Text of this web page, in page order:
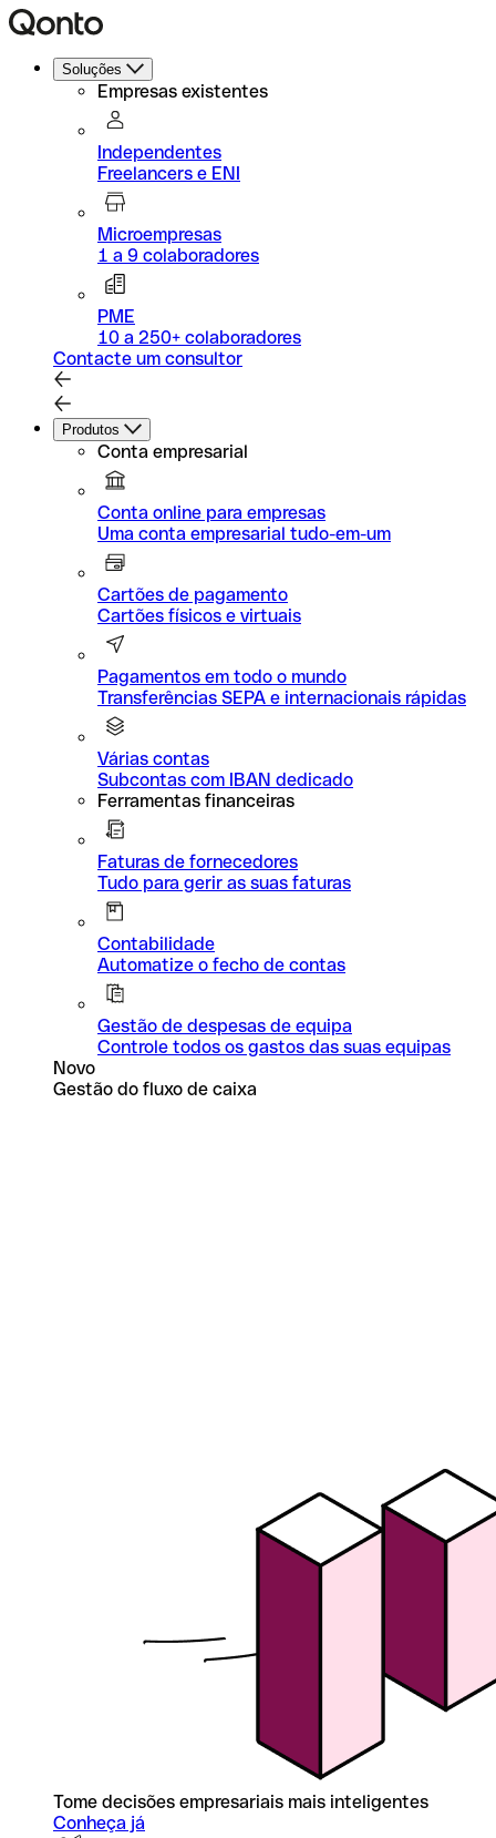
Soluções
Empresas existentes
Independentes
Freelancers e ENI
Microempresas
1 a 9 colaboradores
PME
10 a 250+ colaboradores
Contacte um consultor
Produtos
Conta empresarial
Conta online para empresas
Uma conta empresarial tudo-em-um
Cartões de pagamento
Cartões físicos e virtuais
Pagamentos em todo o mundo
Transferências SEPA e internacionais rápidas
Várias contas
Subcontas com IBAN dedicado
Ferramentas financeiras
Faturas de fornecedores
Tudo para gerir as suas faturas
Contabilidade
Automatize o fecho de contas
Gestão de despesas de equipa
Controle todos os gastos das suas equipas
Novo
Gestão do fluxo de caixa
Tome decisões empresariais mais inteligentes
Conheça já